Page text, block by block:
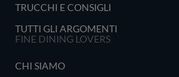
TRUCCHI E CONSIGLI
TUTTI GLI ARGOMENTI
FINE DINING LOVERS
CHI SIAMO